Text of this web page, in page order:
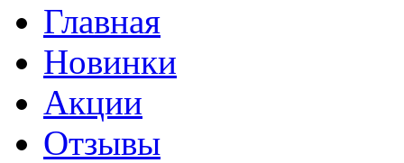
Главная
Новинки
Акции
Отзывы